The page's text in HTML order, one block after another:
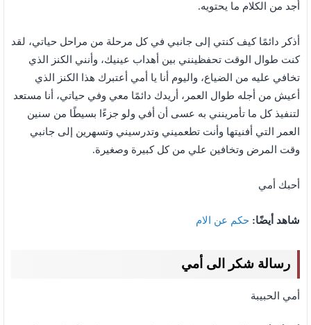
أجد من الكلام ما يحتويه.
أذكر دائمًا كيف كنتي إلى جانبي في كل مرحلة من مراحل حياتي، لقد
كنت طوال الوقت تحفظينني بين أهداب عينيك، وأنني الكنز الذي
تخافي عليه من الضياع، واليوم أنا يا أمي أعتبرك هذا الكنز الذي
أعيش من أجله طوال العمر، أريدك دائمًا معي وفي حياتي، أنا مستعد
لتنفيذ كل ما تأمرينني به عسى أن أفي ولو جزءًا بسيطًا من سنين
العمر التي أفنيتها وأنت تطعميني وتدرسيني وتسهرين إلى جانبي
وقت المرض وتخافين علي من كل كبيرة وصغيرة.
أحبك أمي
شاهد أيضًا: حكم عن الام
رسالة شكر الى أمي
أمي الحبيبة